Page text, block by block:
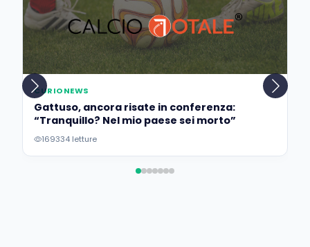
CURIONEWS
Gattuso, ancora risate in conferenza:
“Tranquillo? Nel mio paese sei morto”
169334 letture